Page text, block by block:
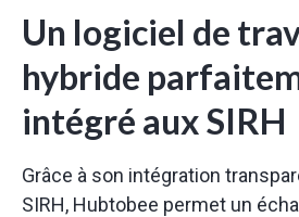
Un logiciel de
hybride
intégré aux SIRH
Grâce à son intégration
SIRH, Hubtobee permet un